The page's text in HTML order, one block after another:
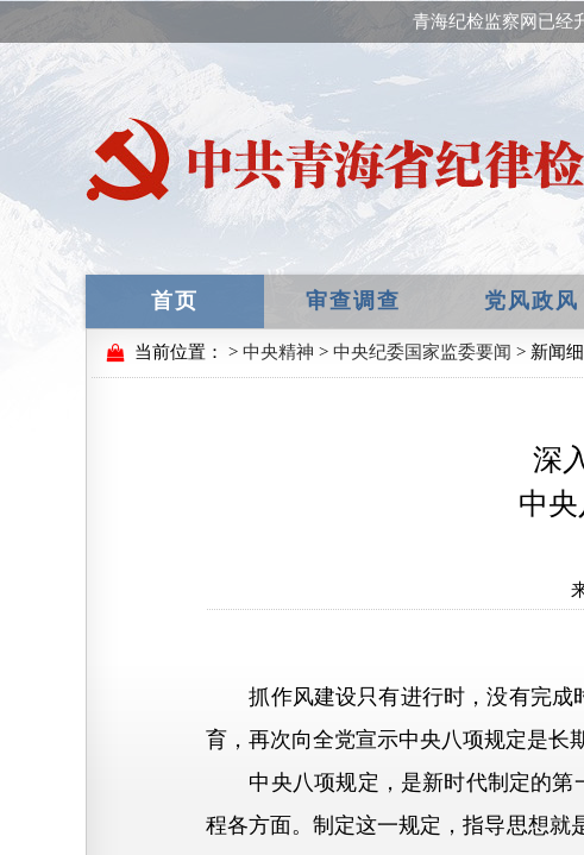
青海纪检监察网已经
首页 审查调查 党风政风
当前位置： > 中央精神 > 中央纪委国家监委要闻 > 新闻
深
中
抓作风建设只有进行时，没有完成
育，再次向全党宣示中央八项规定是长
中央八项规定，是新时代制定的第
程各方面。制定这一规定，指导思想就